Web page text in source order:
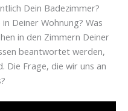
Dein Badezimmer?
Deiner Wohnung? Was
in den Zimmern Deiner
beantwortet werden,
Die Frage, die wir uns an